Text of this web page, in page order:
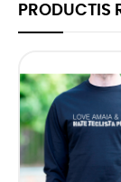
PRODUCTIS